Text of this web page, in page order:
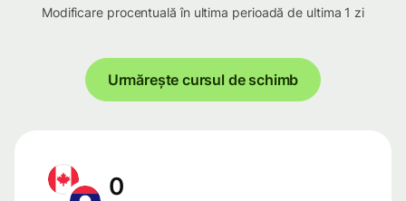
Modificare procentuală în ultima perioadă de ultima 1 zi
Urmărește cursul de schimb
0